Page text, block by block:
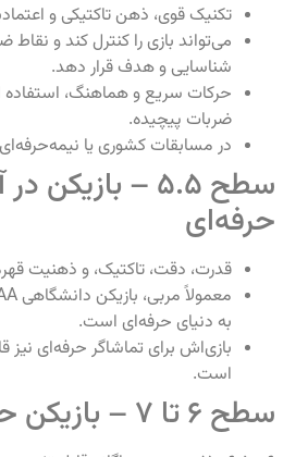
تکنیک قوی، ذهن تاکتیکی و
می‌تواند بازی را کنترل کند و
شناسایی و هدف قرار دهد.
حرکات سریع و هماهنگ، استفاده
ضربات پیچیده.
در مسابقات کشوری یا
سطح 5.5 – بازیکن
حرفه‌ای
قدرت، دقت، تاکتیک، و ذهنیت
به دنیای حرفه‌ای است.
بازی‌اش برای تماشاگر حرفه‌ای
است.
سطح 6 تا 7 – بازیکن حرفه ای